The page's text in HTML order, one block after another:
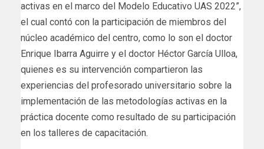
activas en el marco del Modelo Educativo UAS 2022”,
el cual contó con la participación de miembros del
núcleo académico del centro, como lo son el doctor
Enrique Ibarra Aguirre y el doctor Héctor García Ulloa,
quienes es su intervención compartieron las
experiencias del profesorado universitario sobre la
implementación de las metodologías activas en la
práctica docente como resultado de su participación
en los talleres de capacitación.